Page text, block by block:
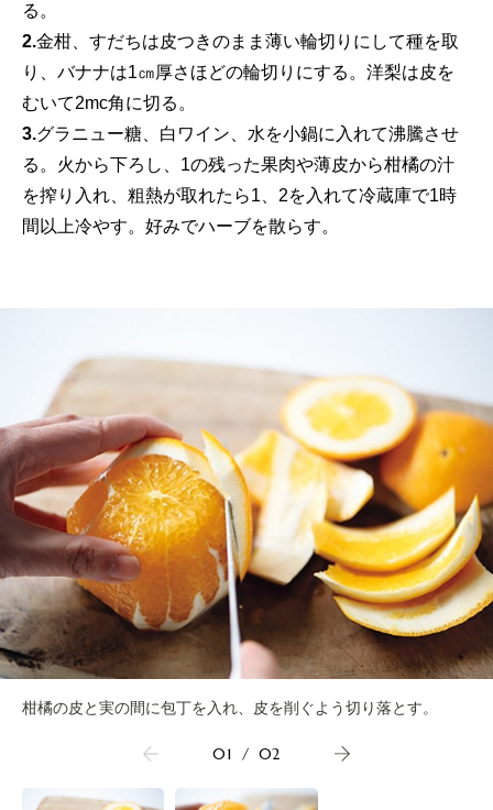
る。
2.金柑、すだちは皮つきのまま薄い輪切りにして種を取
り、バナナは1㎝厚さほどの輪切りにする。洋梨は皮を
むいて2mc角に切る。
3.グラニュー糖、白ワイン、水を小鍋に入れて沸騰させ
る。火から下ろし、1の残った果肉や薄皮から柑橘の汁
を搾り入れ、粗熱が取れたら1、2を入れて冷蔵庫で1時
間以上冷やす。好みでハーブを散らす。
柑橘の皮と実の間に包丁を入れ、皮を削ぐよう切り落とす。
01 / 02